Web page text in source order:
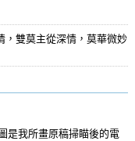
，雙莫主從深情，莫華微妙
是我所畫原稿掃瞄後的電